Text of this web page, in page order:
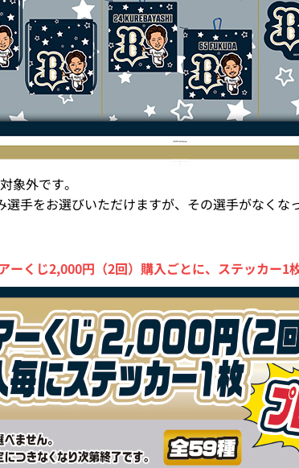
象外です。
手をお選びいただけますが、その選手がなくな
ーくじ2,000円（2回）購入ごとに、 ステッカー1